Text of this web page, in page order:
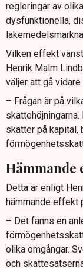
regleringar av
dysfunktionella,
Vilken effekt
Henrik Malm
väljer att gå vidare
– Frågan är på
skatter på
Hämmande
Detta är enligt
hämmande effekt
– Det fanns en
olika omgångar.
och